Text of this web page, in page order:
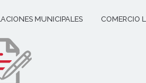
MUNICIPALES COMERCIO